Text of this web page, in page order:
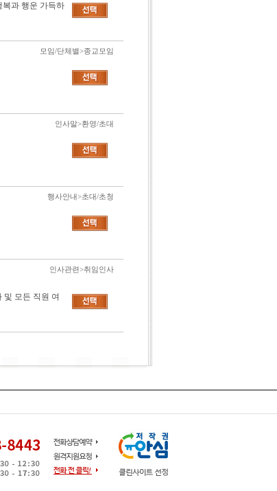
복과 행운 가득하
모임/단체별>종교모임
인사말>환영/초대
행사안내>초대/초청
인사관련>취임인사
및 모든 직원 여